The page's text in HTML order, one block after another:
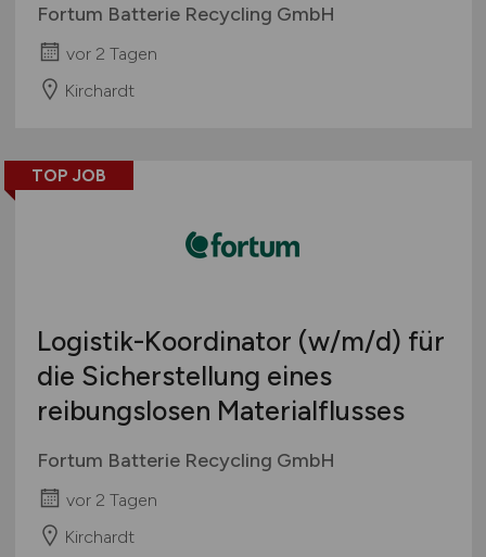
Fortum Batterie Recycling GmbH
vor 2 Tagen
Kirchardt
TOP JOB
Logistik-Koordinator (w/m/d) für
die Sicherstellung eines
reibungslosen Materialflusses
Fortum Batterie Recycling GmbH
vor 2 Tagen
Kirchardt